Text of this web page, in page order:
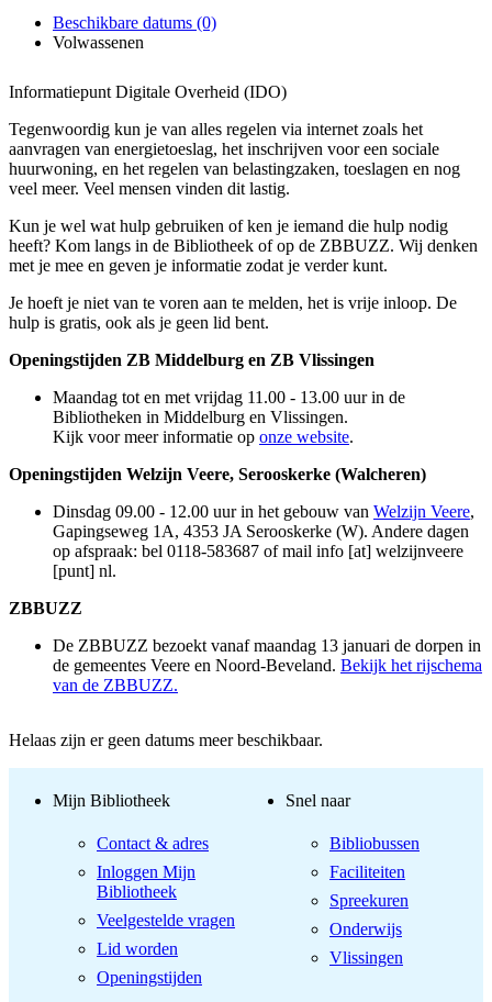
Beschikbare datums (0)
Volwassenen
Informatiepunt Digitale Overheid (IDO)
Tegenwoordig kun je van alles regelen via internet zoals het
aanvragen van energietoeslag, het inschrijven voor een sociale
huurwoning, en het regelen van belastingzaken, toeslagen en nog
veel meer. Veel mensen vinden dit lastig.
Kun je wel wat hulp gebruiken of ken je iemand die hulp nodig
heeft? Kom langs in de Bibliotheek of op de ZBBUZZ. Wij denken
met je mee en geven je informatie zodat je verder kunt.
Je hoeft je niet van te voren aan te melden, het is vrije inloop. De
hulp is gratis, ook als je geen lid bent.
Openingstijden ZB Middelburg en ZB Vlissingen
Maandag tot en met vrijdag 11.00 - 13.00 uur in de
Bibliotheken in Middelburg en Vlissingen.
Kijk voor meer informatie op onze website.
Openingstijden Welzijn Veere, Serooskerke (Walcheren)
Dinsdag 09.00 - 12.00 uur in het gebouw van Welzijn Veere,
Gapingseweg 1A, 4353 JA Serooskerke (W). Andere dagen
op afspraak: bel 0118-583687 of mail info [at] welzijnveere
[punt] nl.
ZBBUZZ
De ZBBUZZ bezoekt vanaf maandag 13 januari de dorpen in
de gemeentes Veere en Noord-Beveland. Bekijk het rijschema
van de ZBBUZZ.
Helaas zijn er geen datums meer beschikbaar.
Mijn Bibliotheek
Contact & adres
Inloggen Mijn
Bibliotheek
Veelgestelde vragen
Lid worden
Openingstijden
Snel naar
Bibliobussen
Faciliteiten
Spreekuren
Onderwijs
Vlissingen